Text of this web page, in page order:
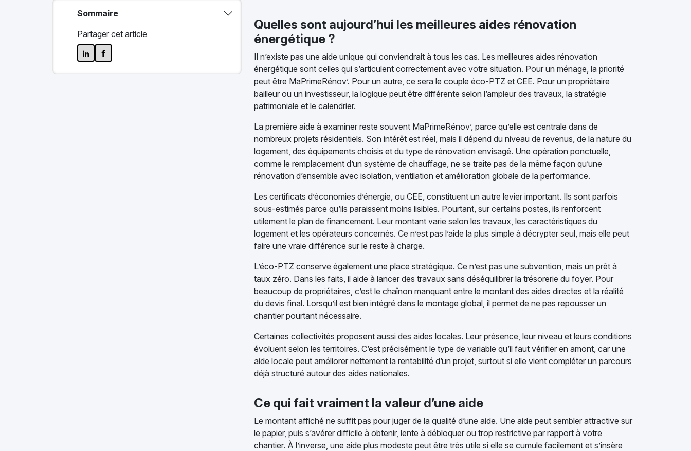
Sommaire
Partager cet article
Quelles sont aujourd’hui les meilleures aides rénovation
énergétique ?
Il n’existe pas une aide unique qui conviendrait à tous les cas. Les meilleures aides rénovation
énergétique sont celles qui s’articulent correctement avec votre situation. Pour un ménage, la priorité
peut être MaPrimeRénov’. Pour un autre, ce sera le couple éco-PTZ et CEE. Pour un propriétaire
bailleur ou un investisseur, la logique peut être différente selon l’ampleur des travaux, la stratégie
patrimoniale et le calendrier.
La première aide à examiner reste souvent MaPrimeRénov’, parce qu’elle est centrale dans de
nombreux projets résidentiels. Son intérêt est réel, mais il dépend du niveau de revenus, de la nature du
logement, des équipements choisis et du type de rénovation envisagé. Une opération ponctuelle,
comme le remplacement d’un système de chauffage, ne se traite pas de la même façon qu’une
rénovation d’ensemble avec isolation, ventilation et amélioration globale de la performance.
Les certificats d’économies d’énergie, ou CEE, constituent un autre levier important. Ils sont parfois
sous-estimés parce qu’ils paraissent moins lisibles. Pourtant, sur certains postes, ils renforcent
utilement le plan de financement. Leur montant varie selon les travaux, les caractéristiques du
logement et les opérateurs concernés. Ce n’est pas l’aide la plus simple à décrypter seul, mais elle peut
faire une vraie différence sur le reste à charge.
L’éco-PTZ conserve également une place stratégique. Ce n’est pas une subvention, mais un prêt à
taux zéro. Dans les faits, il aide à lancer des travaux sans déséquilibrer la trésorerie du foyer. Pour
beaucoup de propriétaires, c’est le chaînon manquant entre le montant des aides directes et la réalité
du devis final. Lorsqu’il est bien intégré dans le montage global, il permet de ne pas repousser un
chantier pourtant nécessaire.
Certaines collectivités proposent aussi des aides locales. Leur présence, leur niveau et leurs conditions
évoluent selon les territoires. C’est précisément le type de variable qu’il faut vérifier en amont, car une
aide locale peut améliorer nettement la rentabilité d’un projet, surtout si elle vient compléter un parcours
déjà structuré autour des aides nationales.
Ce qui fait vraiment la valeur d’une aide
Le montant affiché ne suffit pas pour juger de la qualité d’une aide. Une aide peut sembler attractive sur
le papier, puis s’avérer difficile à obtenir, lente à débloquer ou trop restrictive par rapport à votre
chantier. À l’inverse, une aide plus modeste peut être très utile si elle se cumule facilement et s’insère